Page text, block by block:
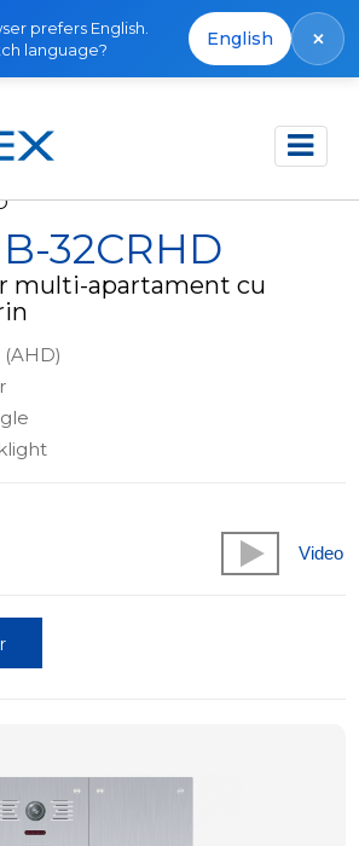
prefers English.
language?
English ×
Panouri exterioare
32CRHD
multi-apartament cu
Video